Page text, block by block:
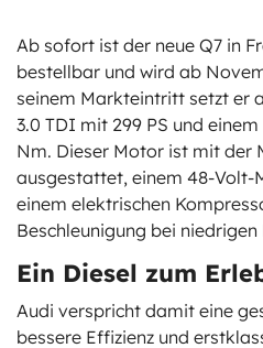
Ab sofort ist der neue Q7 in
bestellbar und wird ab
seinem Markteintritt setzt er
3.0 TDI mit 299 PS und
Nm. Dieser Motor ist mit der
ausgestattet, einem 48-Volt-
einem elektrischen
Beschleunigung bei niedrigen
Ein Diesel zum
Audi verspricht damit eine
bessere Effizienz und